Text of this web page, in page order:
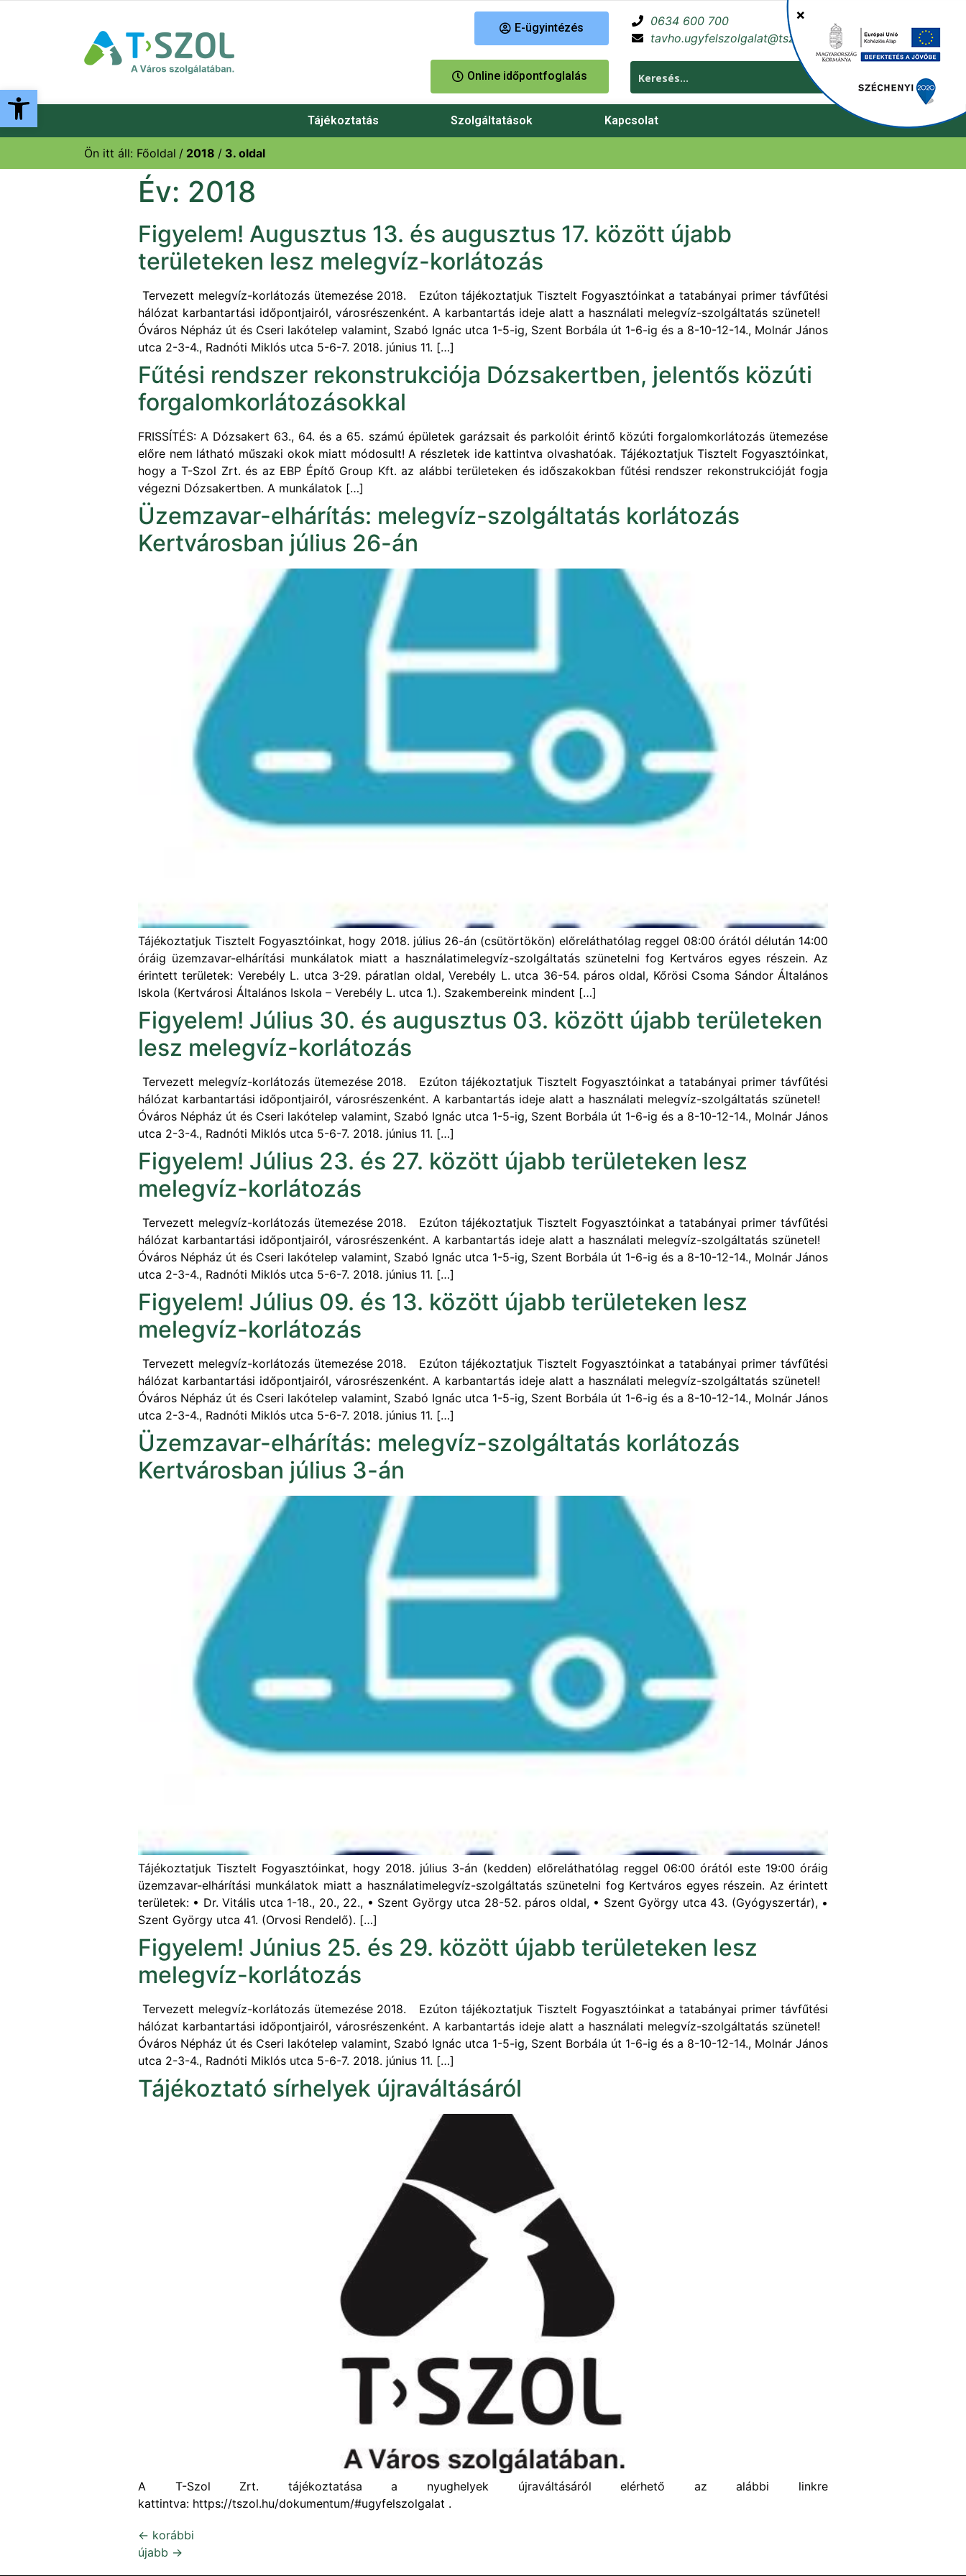
Eszköztár megnyitása
E-ügyintézés
Online időpontfoglalás
0634 600 700
tavho.ugyfelszolgalat@tszol.hu
Tájékoztatás Szolgáltatások Kapcsolat
Ön itt áll: Főoldal 2018 3. oldal
Év: 2018
Figyelem! Augusztus 13. és augusztus 17. között újabb
területeken lesz melegvíz-korlátozás
Tervezett melegvíz-korlátozás ütemezése 2018. Ezúton tájékoztatjuk Tisztelt Fogyasztóinkat a tatabányai primer távfűtési
hálózat karbantartási időpontjairól, városrészenként. A karbantartás ideje alatt a használati melegvíz-szolgáltatás szünetel!
Óváros Népház út és Cseri lakótelep valamint, Szabó Ignác utca 1-5-ig, Szent Borbála út 1-6-ig és a 8-10-12-14., Molnár János
utca 2-3-4., Radnóti Miklós utca 5-6-7. 2018. június 11. […]
Fűtési rendszer rekonstrukciója Dózsakertben, jelentős közúti
forgalomkorlátozásokkal
FRISSÍTÉS: A Dózsakert 63., 64. és a 65. számú épületek garázsait és parkolóit érintő közúti forgalomkorlátozás ütemezése
előre nem látható műszaki okok miatt módosult! A részletek ide kattintva olvashatóak. Tájékoztatjuk Tisztelt Fogyasztóinkat,
hogy a T-Szol Zrt. és az EBP Építő Group Kft. az alábbi területeken és időszakokban fűtési rendszer rekonstrukcióját fogja
végezni Dózsakertben. A munkálatok […]
Üzemzavar-elhárítás: melegvíz-szolgáltatás korlátozás
Kertvárosban július 26-án
Tájékoztatjuk Tisztelt Fogyasztóinkat, hogy 2018. július 26-án (csütörtökön) előreláthatólag reggel 08:00 órától délután 14:00
óráig üzemzavar-elhárítási munkálatok miatt a használatimelegvíz-szolgáltatás szünetelni fog Kertváros egyes részein. Az
érintett területek: Verebély L. utca 3-29. páratlan oldal, Verebély L. utca 36-54. páros oldal, Kőrösi Csoma Sándor Általános
Iskola (Kertvárosi Általános Iskola – Verebély L. utca 1.). Szakembereink mindent […]
Figyelem! Július 30. és augusztus 03. között újabb területeken
lesz melegvíz-korlátozás
Tervezett melegvíz-korlátozás ütemezése 2018. Ezúton tájékoztatjuk Tisztelt Fogyasztóinkat a tatabányai primer távfűtési
hálózat karbantartási időpontjairól, városrészenként. A karbantartás ideje alatt a használati melegvíz-szolgáltatás szünetel!
Óváros Népház út és Cseri lakótelep valamint, Szabó Ignác utca 1-5-ig, Szent Borbála út 1-6-ig és a 8-10-12-14., Molnár János
utca 2-3-4., Radnóti Miklós utca 5-6-7. 2018. június 11. […]
Figyelem! Július 23. és 27. között újabb területeken lesz
melegvíz-korlátozás
Tervezett melegvíz-korlátozás ütemezése 2018. Ezúton tájékoztatjuk Tisztelt Fogyasztóinkat a tatabányai primer távfűtési
hálózat karbantartási időpontjairól, városrészenként. A karbantartás ideje alatt a használati melegvíz-szolgáltatás szünetel!
Óváros Népház út és Cseri lakótelep valamint, Szabó Ignác utca 1-5-ig, Szent Borbála út 1-6-ig és a 8-10-12-14., Molnár János
utca 2-3-4., Radnóti Miklós utca 5-6-7. 2018. június 11. […]
Figyelem! Július 09. és 13. között újabb területeken lesz
melegvíz-korlátozás
Tervezett melegvíz-korlátozás ütemezése 2018. Ezúton tájékoztatjuk Tisztelt Fogyasztóinkat a tatabányai primer távfűtési
hálózat karbantartási időpontjairól, városrészenként. A karbantartás ideje alatt a használati melegvíz-szolgáltatás szünetel!
Óváros Népház út és Cseri lakótelep valamint, Szabó Ignác utca 1-5-ig, Szent Borbála út 1-6-ig és a 8-10-12-14., Molnár János
utca 2-3-4., Radnóti Miklós utca 5-6-7. 2018. június 11. […]
Üzemzavar-elhárítás: melegvíz-szolgáltatás korlátozás
Kertvárosban július 3-án
Tájékoztatjuk Tisztelt Fogyasztóinkat, hogy 2018. július 3-án (kedden) előreláthatólag reggel 06:00 órától este 19:00 óráig
üzemzavar-elhárítási munkálatok miatt a használatimelegvíz-szolgáltatás szünetelni fog Kertváros egyes részein. Az érintett
területek: • Dr. Vitális utca 1-18., 20., 22., • Szent György utca 28-52. páros oldal, • Szent György utca 43. (Gyógyszertár), •
Szent György utca 41. (Orvosi Rendelő). […]
Figyelem! Június 25. és 29. között újabb területeken lesz
melegvíz-korlátozás
Tervezett melegvíz-korlátozás ütemezése 2018. Ezúton tájékoztatjuk Tisztelt Fogyasztóinkat a tatabányai primer távfűtési
hálózat karbantartási időpontjairól, városrészenként. A karbantartás ideje alatt a használati melegvíz-szolgáltatás szünetel!
Óváros Népház út és Cseri lakótelep valamint, Szabó Ignác utca 1-5-ig, Szent Borbála út 1-6-ig és a 8-10-12-14., Molnár János
utca 2-3-4., Radnóti Miklós utca 5-6-7. 2018. június 11. […]
Tájékoztató sírhelyek újraváltásáról
A T-Szol Zrt. tájékoztatása a nyughelyek újraváltásáról elérhető az alábbi linkre
kattintva: https://tszol.hu/dokumentum/#ugyfelszolgalat .
← korábbi
újabb →